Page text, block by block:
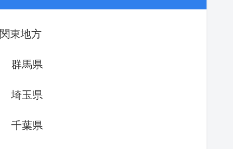
関東地方
群馬県
埼玉県
千葉県